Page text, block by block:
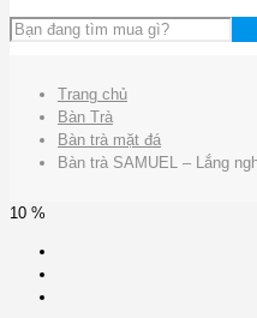
Trang chủ
Bàn Trà
Bàn trà mặt đá
Bàn trà SAMUEL – Lắng
10 %